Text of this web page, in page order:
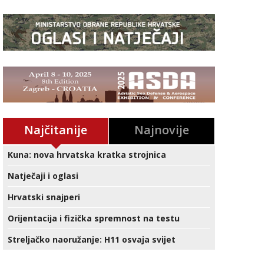
Najčitanije Najnovije
Kuna: nova hrvatska kratka strojnica
Natječaji i oglasi
Hrvatski snajperi
Orijentacija i fizička spremnost na testu
Streljačko naoružanje: H11 osvaja svijet